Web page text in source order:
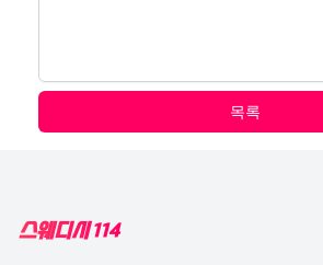
목록